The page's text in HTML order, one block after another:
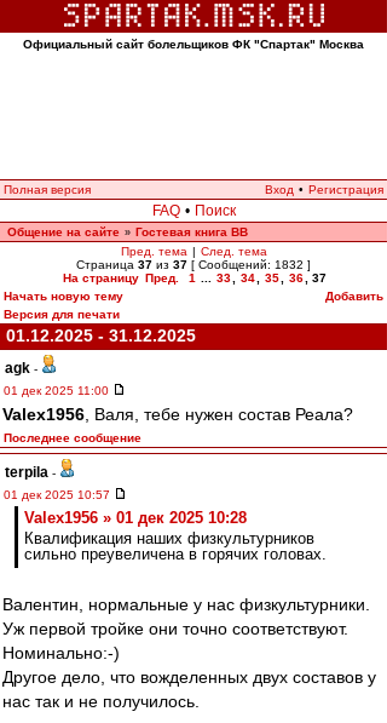
Официальный сайт болельщиков ФК "Спартак" Москва
Полная версия Вход • Регистрация
FAQ • Поиск
Общение на сайте » Гостевая книга ВВ
Пред. тема | След. тема
Страница 37 из 37 [ Сообщений: 1832 ]
На страницу Пред. 1 33 34 35 36
37
Начать новую тему
Добавить
Версия для печати
01.12.2025 - 31.12.2025
agk -
01 дек 2025 11:00
Valex1956 , Валя, тебе нужен состав Реала?
Последнее сообщение
terpila -
01 дек 2025 10:57
Valex1956 » 01 дек 2025 10:28
Квалификация наших физкультурников
сильно преувеличена в горячих головах.
Валентин, нормальные у нас физкультурники.
Уж первой тройке они точно соответствуют.
Номинально:-)
Другое дело, что вожделенных двух составов у
нас так и не получилось.